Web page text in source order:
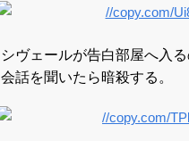
シヴェールが告白部屋へ入
会話を聞いたら暗殺する。